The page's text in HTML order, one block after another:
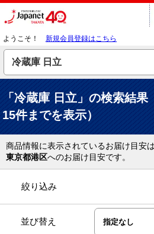
ようこそ！ 新規会員登録はこちら
「冷蔵庫 日立」の検索結
15件までを表示）
商品情報に表示されているお届け目安は
東京都港区へのお届け目安です。
絞り込み
並び替え